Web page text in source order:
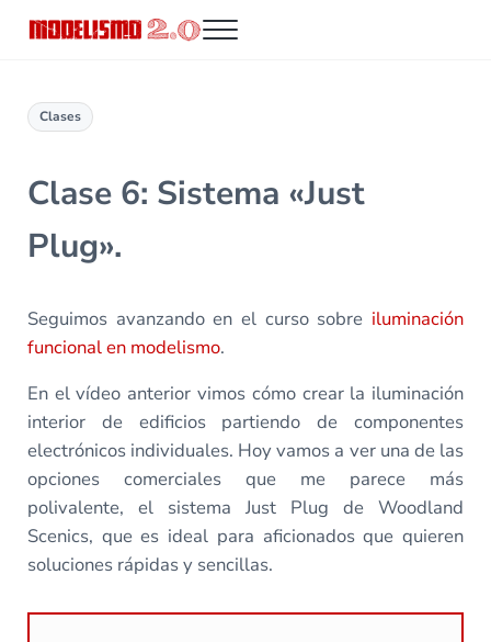
Menu
Clases
Clase 6: Sistema «Just
Plug».
Seguimos avanzando en el curso sobre iluminación
funcional en modelismo.
En el vídeo anterior vimos cómo crear la iluminación
interior de edificios partiendo de componentes
electrónicos individuales. Hoy vamos a ver una de las
opciones comerciales que me parece más
polivalente, el sistema Just Plug de Woodland
Scenics, que es ideal para aficionados que quieren
soluciones rápidas y sencillas.